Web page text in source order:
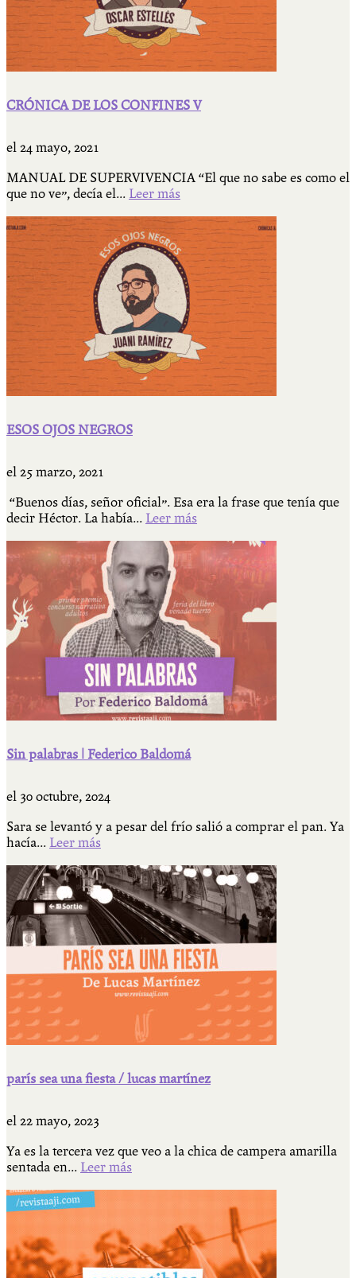
CRÓNICA DE LOS CONFINES V
el 24 mayo, 2021
MANUAL DE SUPERVIVENCIA “El que no sabe es como el
que no ve”, decía el... Leer más
ESOS OJOS NEGROS
el 25 marzo, 2021
“Buenos días, señor oficial”. Esa era la frase que tenía que
decir Héctor. La había... Leer más
Sin palabras | Federico Baldomá
el 30 octubre, 2024
Sara se levantó y a pesar del frío salió a comprar el pan. Ya
hacía... Leer más
parís sea una fiesta / lucas martínez
el 22 mayo, 2023
Ya es la tercera vez que veo a la chica de campera amarilla
sentada en... Leer más